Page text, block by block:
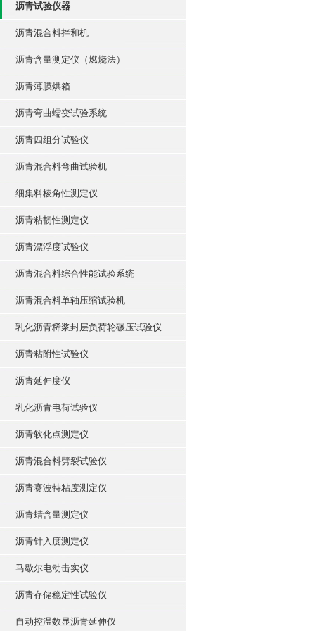
沥青试验仪器
沥青混合料拌和机
沥青含量测定仪（燃烧法）
沥青薄膜烘箱
沥青弯曲蠕变试验系统
沥青四组分试验仪
沥青混合料弯曲试验机
细集料棱角性测定仪
沥青粘韧性测定仪
沥青漂浮度试验仪
沥青混合料综合性能试验系统
沥青混合料单轴压缩试验机
乳化沥青稀浆封层负荷轮碾压试验仪
沥青粘附性试验仪
沥青延伸度仪
乳化沥青电荷试验仪
沥青软化点测定仪
沥青混合料劈裂试验仪
沥青赛波特粘度测定仪
沥青蜡含量测定仪
沥青针入度测定仪
马歇尔电动击实仪
沥青存储稳定性试验仪
自动控温数显沥青延伸仪